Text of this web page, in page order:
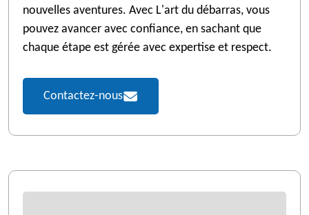
nouvelles aventures. Avec L'art du débarras, vous
pouvez avancer avec confiance, en sachant que
chaque étape est gérée avec expertise et respect.
Contactez-nous